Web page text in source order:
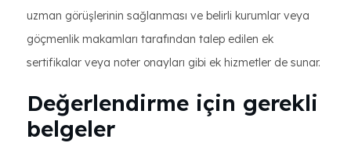
uzman görüşlerinin sağlanması ve belirli kurumlar veya
göçmenlik makamları tarafından talep edilen ek
sertifikalar veya noter onayları gibi ek hizmetler de sunar.
Değerlendirme için gerekli
belgeler